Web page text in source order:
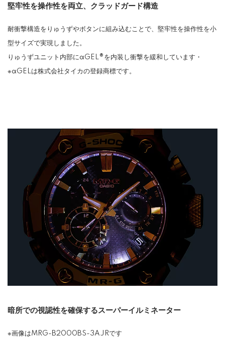
堅牢性を操作性を両立、クラッドガード構造
耐衝撃構造をりゅうずやボタンに組み込むことで、堅牢性を操作性を小
型サイズで実現しました。
りゅうずユニット内部にαGEL®を内装し衝撃を緩和しています・
※αGELは株式会社タイカの登録商標です。
暗所での視認性を確保するスーパーイルミネーター
※画像はMRG-B2000BS-3AJRです